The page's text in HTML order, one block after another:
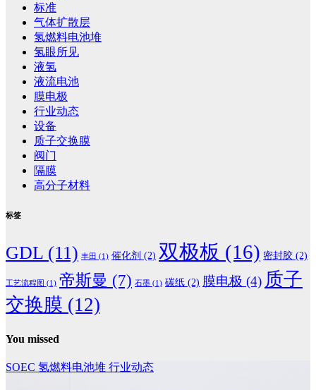
标准
气体扩散层
氢燃料电池堆
氢眼所见
液氢
液流电池
膜电极
行业动态
设备
质子交换膜
阀门
隔膜
高分子材料
标签
GDL (11) 丰田 (1) 催化剂 (2) 双极板 (16) 密封胶 (2)
工艺流程图 (1) 帝斯曼 (7) 石墨 (1) 碳纸 (2) 膜电极 (4) 质子
交换膜 (12)
You missed
SOEC 氢燃料电池堆 行业动态